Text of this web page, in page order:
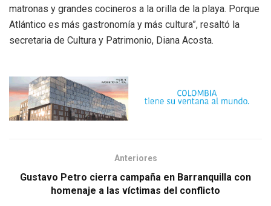
matronas y grandes cocineros a la orilla de la playa. Porque
Atlántico es más gastronomía y más cultura”, resaltó la
secretaria de Cultura y Patrimonio, Diana Acosta.
Anteriores
Gustavo Petro cierra campaña en Barranquilla con
homenaje a las víctimas del conflicto